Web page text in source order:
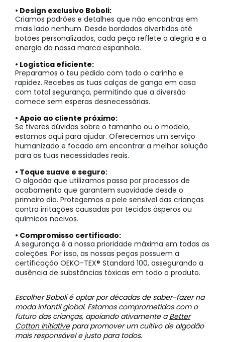
• Design exclusivo Boboli:
Criamos padrões e detalhes que não encontras em
mais lado nenhum. Desde bordados divertidos até
botões personalizados, cada peça reflete a alegria e a
energia da nossa marca espanhola.
• Logística eficiente:
Preparamos o teu pedido com todo o carinho e
rapidez. Recebes as tuas calças de ganga em casa
com total segurança, permitindo que a diversão
comece sem esperas desnecessárias.
• Apoio ao cliente próximo:
Se tiveres dúvidas sobre o tamanho ou o modelo,
estamos aqui para ajudar. Oferecemos um serviço
humanizado e focado em encontrar a melhor solução
para as tuas necessidades reais.
• Toque suave e seguro:
O algodão que utilizamos passa por processos de
acabamento que garantem suavidade desde o
primeiro dia. Protegemos a pele sensível das crianças
contra irritações causadas por tecidos ásperos ou
químicos nocivos.
• Compromisso certificado:
A segurança é a nossa prioridade máxima em todas as
coleções. Por isso, as nossas peças possuem a
certificação OEKO-TEX® Standard 100, assegurando a
ausência de substâncias tóxicas em todo o produto.
Escolher Boboli é optar por décadas de saber-fazer na
moda infantil global. Estamos comprometidos com o
futuro das crianças, apoiando ativamente aBetter
Cotton Initiativepara promover um cultivo de algodão
mais responsável e justo para todos.